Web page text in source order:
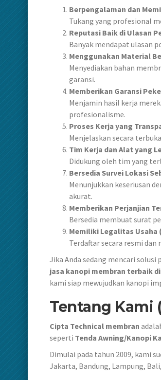
Berpengalaman dan
Tukang yang profesional
Reputasi Baik di Ulasan
Banyak mendapat ulasan
Menggunakan Material
Menyediakan bahan
garansi.
Memberikan Garansi
Menjamin hasil kerja
profesionalisme.
Proses Kerja yang
Menjelaskan secara
Tim Kerja dan Alat yang
Didukung oleh tim yang
Bersedia Survei Lokasi
Menunjukkan keseriusan
akurat.
Memberikan Perjanjian
Bersedia membuat surat
Memiliki Legalitas
Terdaftar secara resmi dan
Jika Anda sedang mencari solusi
jasa kanopi membran terbaik
kami siap mewujudkan kanopi
Tentang Kami
Cipta Technical membran
seperti Tenda Awning/Kanopi
Dimulai pada tahun 2009, kami
Jakarta, Bandung, Lampung,